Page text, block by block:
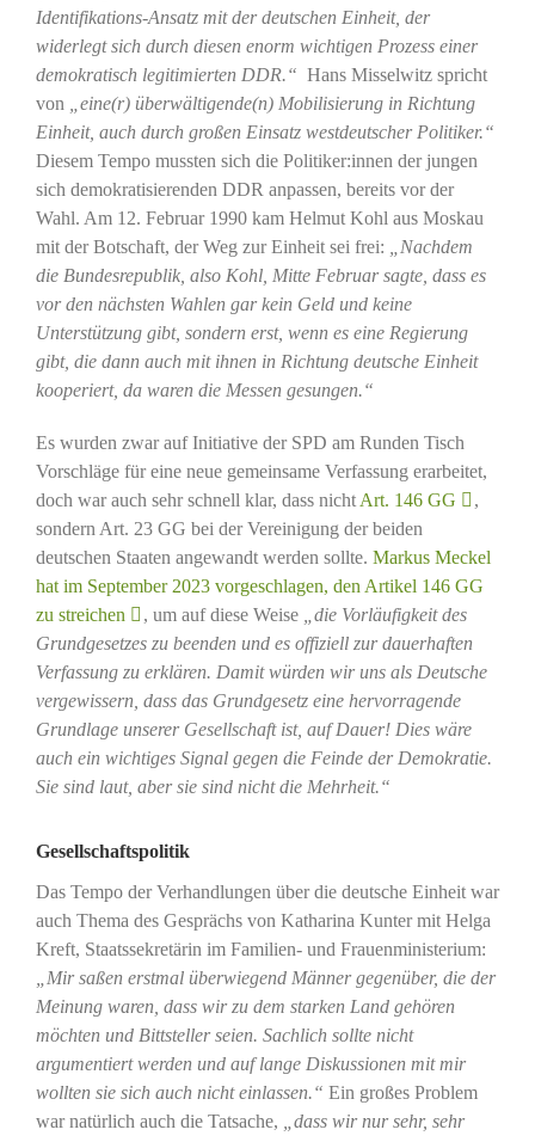
Identifikations-Ansatz mit der deutschen Einheit, der
widerlegt sich durch diesen enorm wichtigen Prozess einer
demokratisch legitimierten DDR.“ Hans Misselwitz spricht
von
„eine(r) überwältigende(n) Mobilisierung in Richtung
Einheit, auch durch großen Einsatz westdeutscher Politiker.“
Diesem Tempo mussten sich die Politiker:innen der jungen
sich demokratisierenden DDR anpassen, bereits vor der
Wahl. Am 12. Februar 1990 kam Helmut Kohl aus Moskau
mit der Botschaft, der Weg zur Einheit sei frei:
„Nachdem
die Bundesrepublik, also Kohl, Mitte Februar sagte, dass es
vor den nächsten Wahlen gar kein Geld und keine
Unterstützung gibt, sondern erst, wenn es eine Regierung
gibt, die dann auch mit ihnen in Richtung deutsche Einheit
kooperiert, da waren die Messen gesungen.“
Es wurden zwar auf Initiative der SPD am Runden Tisch
Vorschläge für eine neue gemeinsame Verfassung erarbeitet,
doch war auch sehr schnell klar, dass nicht Art. 146 GG
,
sondern Art. 23 GG bei der Vereinigung der beiden
deutschen Staaten angewandt werden sollte. Markus Meckel
hat im September 2023 vorgeschlagen, den Artikel 146 GG
zu streichen
, um auf diese Weise
die Vorläufigkeit des
Grundgesetzes zu beenden und es offiziell zur dauerhaften
Verfassung zu erklären. Damit würden wir uns als Deutsche
vergewissern, dass das Grundgesetz eine hervorragende
Grundlage unserer Gesellschaft ist, auf Dauer! Dies wäre
auch ein wichtiges Signal gegen die Feinde der Demokratie.
Sie sind laut, aber sie sind nicht die Mehrheit.“
Gesellschaftspolitik
Das Tempo der Verhandlungen über die deutsche Einheit war
auch Thema des Gesprächs von Katharina Kunter mit Helga
Kreft, Staatssekretärin im Familien- und Frauenministerium:
„Mir saßen erstmal überwiegend Männer gegenüber, die der
Meinung waren, dass wir zu dem starken Land gehören
möchten und Bittsteller seien. Sachlich sollte nicht
argumentiert werden und auf lange Diskussionen mit mir
wollten sie sich auch nicht einlassen.“ Ein großes Problem
war natürlich auch die Tatsache,
„dass wir nur sehr, sehr